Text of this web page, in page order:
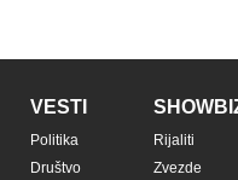
VESTI
Politika
Društvo
Rijaliti
Zvezde